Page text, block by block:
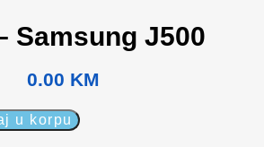
Samsung J500
0.00 KM
u korpu